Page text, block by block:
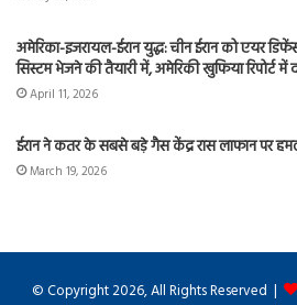
अमेरिका-इजरायल-ईरान युद्ध: चीन ईरान को एयर
सिस्टम भेजने की तैयारी में, अमेरिकी खुफिया रिपोर्ट में
April 11, 2026
ईरान ने कतर के सबसे बड़े गैस केंद्र रास लाफान पर
March 19, 2026
© Copyright 2026, All Rights Reserved |